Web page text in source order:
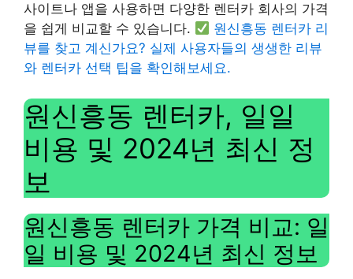
사이트나 앱을 사용하면 다양한 렌터카 회사의 가격
을 쉽게 비교할 수 있습니다.
원신흥동 렌터카 리
뷰를 찾고 계신가요? 실제 사용자들의 생생한 리뷰
와 렌터카 선택 팁을 확인해보세요.
원신흥동 렌터카, 일일
비용 및 2024년 최신 정
보
원신흥동 렌터카 가격 비교: 일
일 비용 및 2024년 최신 정보